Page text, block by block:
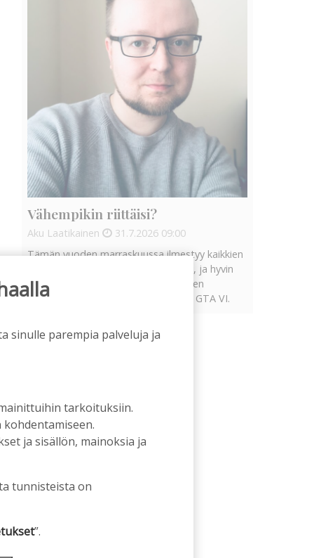
Vähempikin riittäisi?
Aku Laatikainen 31.7.2026 09:00
Tämän vuoden marraskuussa ilmestyy kaikkien
aikojen odotetuin ja ennakkotilatuin, ja hyvin
todennäköisesti myös kaikkien aikojen
myydyimmäksi videopeliksi nouseva GTA VI.
sinulle parempia palveluja ja
tarkoituksiin.
ja sisällön, mainoksia ja
tunnisteista on
”.